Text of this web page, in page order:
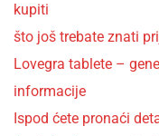
kupiti
što još trebate znati
Lovegra tablete –
informacije
Ispod ćete pronaći